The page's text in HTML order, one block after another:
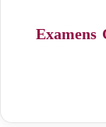
Examens